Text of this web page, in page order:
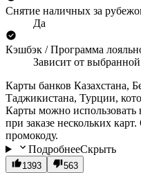
Снятие наличных за
Да
Кэшбэк / Программа
Зависит от
Карты банков Казахстана,
Таджикистана, Турции,
Карты можно использовать
при заказе нескольких
промокоду.
ПодробнееСкрыть
1393 563